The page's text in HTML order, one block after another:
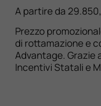
A partire da
Prezzo
di rottamazione e
Advantage. Grazie
Incentivi Statali e